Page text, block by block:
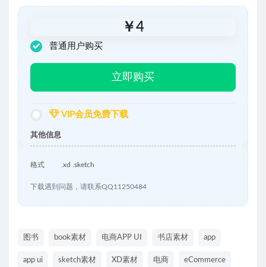
￥4
普通用户购买
立即购买
VIP会员免费下载
其他信息
格式 .xd .sketch
下载遇到问题，请联系QQ11250484
图书 book素材 电商APP UI 书店素材 app
app ui sketch素材 XD素材 电商 eCommerce